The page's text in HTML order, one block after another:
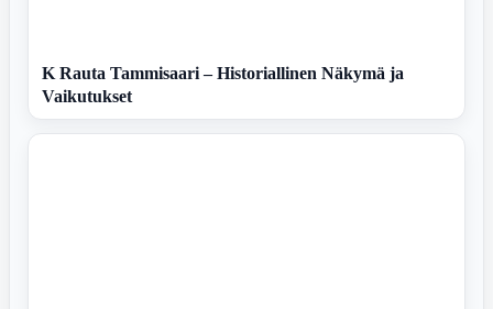
K Rauta Tammisaari – Historiallinen Näkymä ja
Vaikutukset